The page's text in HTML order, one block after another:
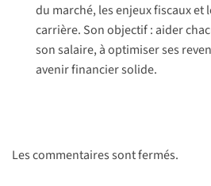
du marché, les enjeux fiscaux
carrière. Son objectif : aider
son salaire, à optimiser ses
avenir financier solide.
Les commentaires sont fermés.